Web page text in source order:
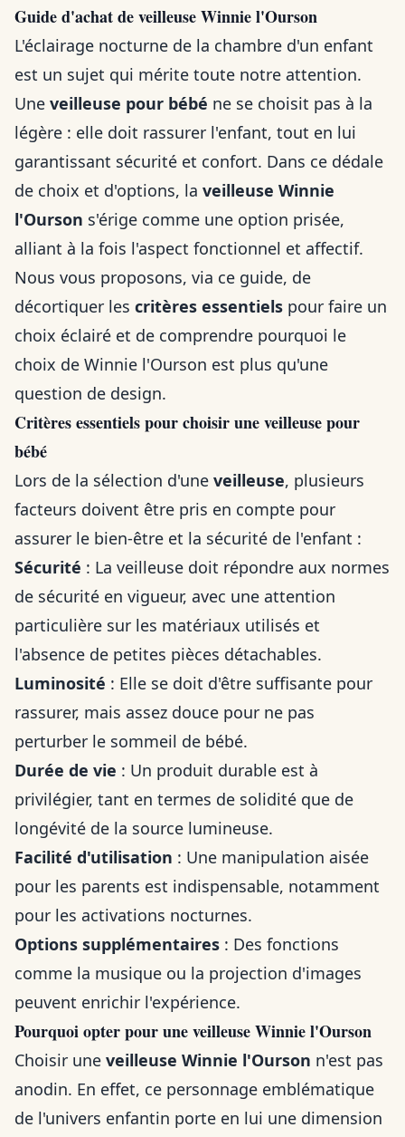
Guide d'achat de veilleuse Winnie l'Ourson
L'éclairage nocturne de la chambre d'un enfant
est un sujet qui mérite toute notre attention.
Une veilleuse pour bébé ne se choisit pas à la
légère : elle doit rassurer l'enfant, tout en lui
garantissant sécurité et confort. Dans ce dédale
de choix et d'options, la veilleuse Winnie
l'Ourson s'érige comme une option prisée,
alliant à la fois l'aspect fonctionnel et affectif.
Nous vous proposons, via ce guide, de
décortiquer les critères essentiels pour faire un
choix éclairé et de comprendre pourquoi le
choix de Winnie l'Ourson est plus qu'une
question de design.
Critères essentiels pour choisir une veilleuse pour
bébé
Lors de la sélection d'une veilleuse, plusieurs
facteurs doivent être pris en compte pour
assurer le bien-être et la sécurité de l'enfant :
Sécurité : La veilleuse doit répondre aux normes
de sécurité en vigueur, avec une attention
particulière sur les matériaux utilisés et
l'absence de petites pièces détachables.
Luminosité : Elle se doit d'être suffisante pour
rassurer, mais assez douce pour ne pas
perturber le sommeil de bébé.
Durée de vie : Un produit durable est à
privilégier, tant en termes de solidité que de
longévité de la source lumineuse.
Facilité d'utilisation : Une manipulation aisée
pour les parents est indispensable, notamment
pour les activations nocturnes.
Options supplémentaires : Des fonctions
comme la musique ou la projection d'images
peuvent enrichir l'expérience.
Pourquoi opter pour une veilleuse Winnie l'Ourson
Choisir une veilleuse Winnie l'Ourson n'est pas
anodin. En effet, ce personnage emblématique
de l'univers enfantin porte en lui une dimension